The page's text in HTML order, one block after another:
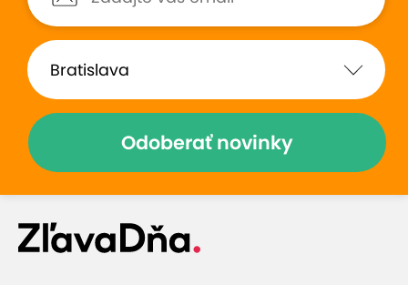
Prečo si vybrať túto ponuku
Masírovať vás budú pravé thajské masérky
Odoberať novinky